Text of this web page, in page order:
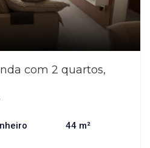
com 2 quartos,
44 m²